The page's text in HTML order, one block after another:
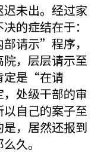
未出。经过家
的症结在于：
请示”程序，
，层层请示至
定是“在请
处级干部的审
自己的案子至
，居然还报到
久。